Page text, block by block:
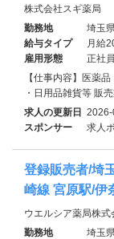
株式会社スギ薬局
勤務地
埼玉
給与タイプ
月給
雇用形態
正社員
【仕事内容】医薬
・日用品雑貨等 販
求人の更新日
スポンサー
求人
登録販売者/埼
崎線 宮原駅/伊
ウエルシア薬局株式
勤務地
埼玉